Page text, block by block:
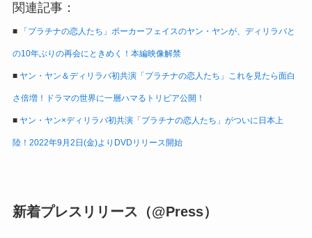
関連記事：
■ 「プラチナの恋人たち」ポーカーフェイスのヤン・ヤンが、ディリラバと
の10年ぶりの再会にときめく！本編映像解禁
■ ヤン・ヤン＆ディリラバ初共演「プラチナの恋人たち」これを見たら面白
さ倍増！ドラマの世界に一層ハマるトリビア公開！
■ ヤン・ヤン×ディリラバ初共演「プラチナの恋人たち」がついに日本上
陸！2022年9月2日(金)よりDVDリリース開始
新着プレスリリース（@Press）